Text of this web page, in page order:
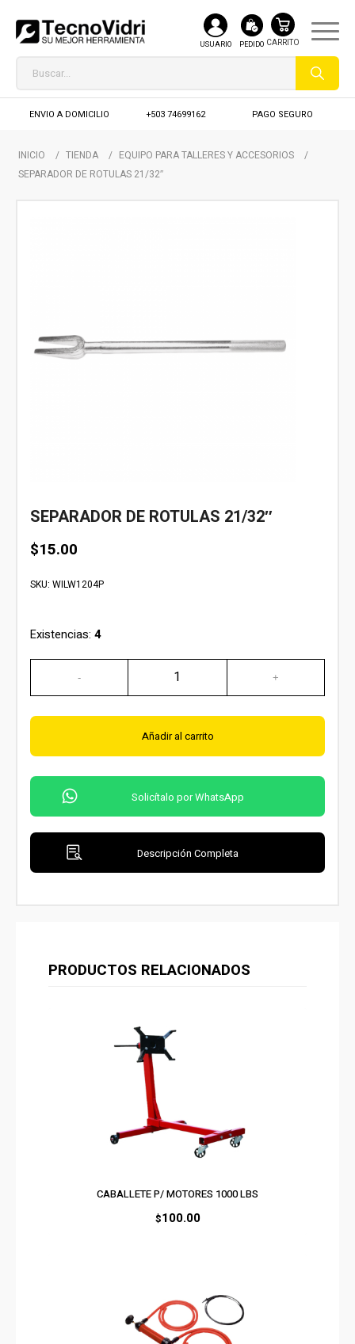
USUARIO PEDIDO
ENVIO A DOMICILIO +503 74699162 PAGO SEGURO
INICIO / TIENDA / EQUIPO PARA TALLERES Y ACCESORIOS
/
SEPARADOR DE ROTULAS 21/32″
SEPARADOR DE ROTULAS 21/32″
$15.00
SKU: WILW1204P
Existencias: 4
Añadir al carrito
Solicítalo por WhatsApp
Descripción Completa
PRODUCTOS RELACIONADOS
CABALLETE P/ MOTORES 1000 LBS
$100.00